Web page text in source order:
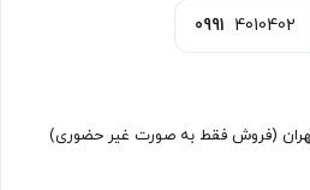
0991 4010402
(فروش فقط به صورت غیر حضوری)